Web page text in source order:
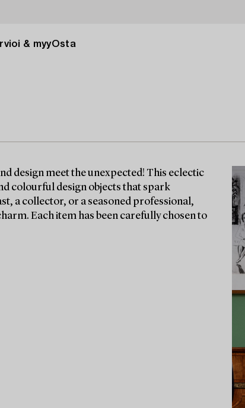
& myyOsta
design meet the unexpected! This eclectic
colourful design objects that spark
a collector, or a seasoned professional,
Each item has been carefully chosen to